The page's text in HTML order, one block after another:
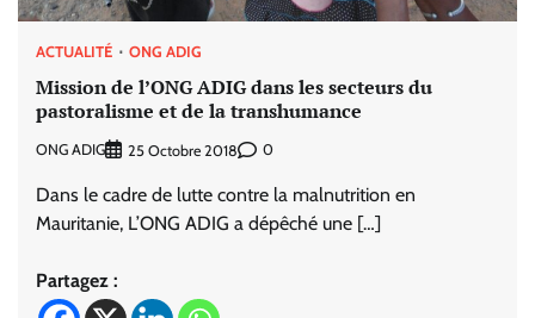
ACTUALITÉ ONG ADIG
Mission de l’ONG ADIG dans les secteurs du
pastoralisme et de la transhumance
ONG ADIG 25 Octobre 2018 0
Dans le cadre de lutte contre la malnutrition en
Mauritanie, L’ONG ADIG a dépêché une […]
Partagez :